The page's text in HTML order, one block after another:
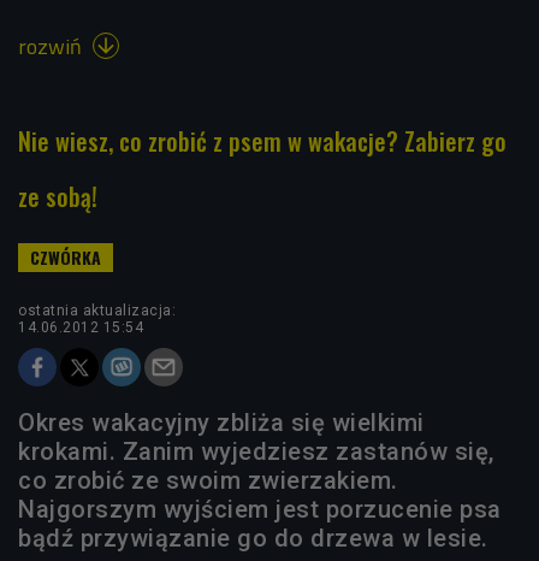
rozwiń 
Nie wiesz, co zrobić z psem w wakacje? Zabierz go
ze sobą!
ostatnia aktualizacja:
14.06.2012 15:54
Okres wakacyjny zbliża się wielkimi
krokami. Zanim wyjedziesz zastanów się,
co zrobić ze swoim zwierzakiem.
Najgorszym wyjściem jest porzucenie psa
bądź przywiązanie go do drzewa w lesie.